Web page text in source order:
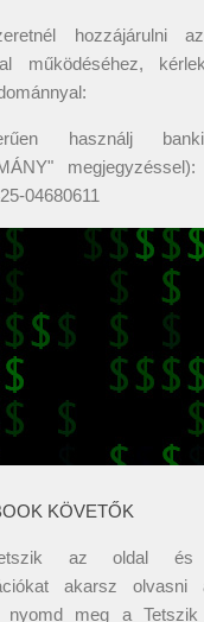
hozzájárulni
működéséhez,
használj
04680611
KÖVETŐK
az oldal és
akarsz olvasni
nyomd meg a